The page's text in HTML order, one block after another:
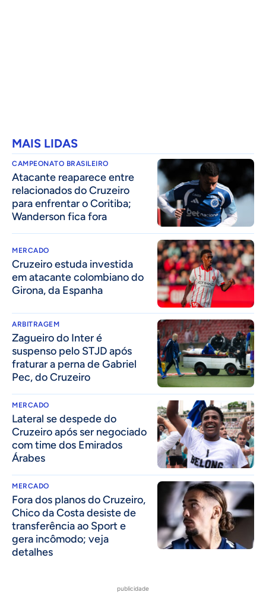
MAIS LIDAS
CAMPEONATO BRASILEIRO
Atacante reaparece entre
relacionados do Cruzeiro
para enfrentar o Coritiba;
Wanderson fica fora
MERCADO
Cruzeiro estuda investida
em atacante colombiano do
Girona, da Espanha
ARBITRAGEM
Zagueiro do Inter é
suspenso pelo STJD após
fraturar a perna de Gabriel
Pec, do Cruzeiro
MERCADO
Lateral se despede do
Cruzeiro após ser negociado
com time dos Emirados
Árabes
MERCADO
Fora dos planos do Cruzeiro,
Chico da Costa desiste de
transferência ao Sport e
gera incômodo; veja
detalhes
publicidade